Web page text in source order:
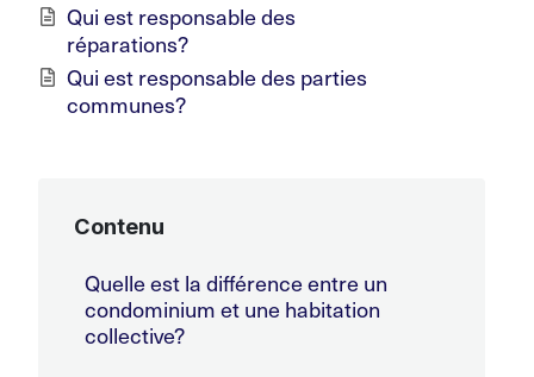
Qui est responsable des
réparations?
Qui est responsable des parties
communes?
Contenu
Quelle est la différence entre un
condominium et une habitation
collective?